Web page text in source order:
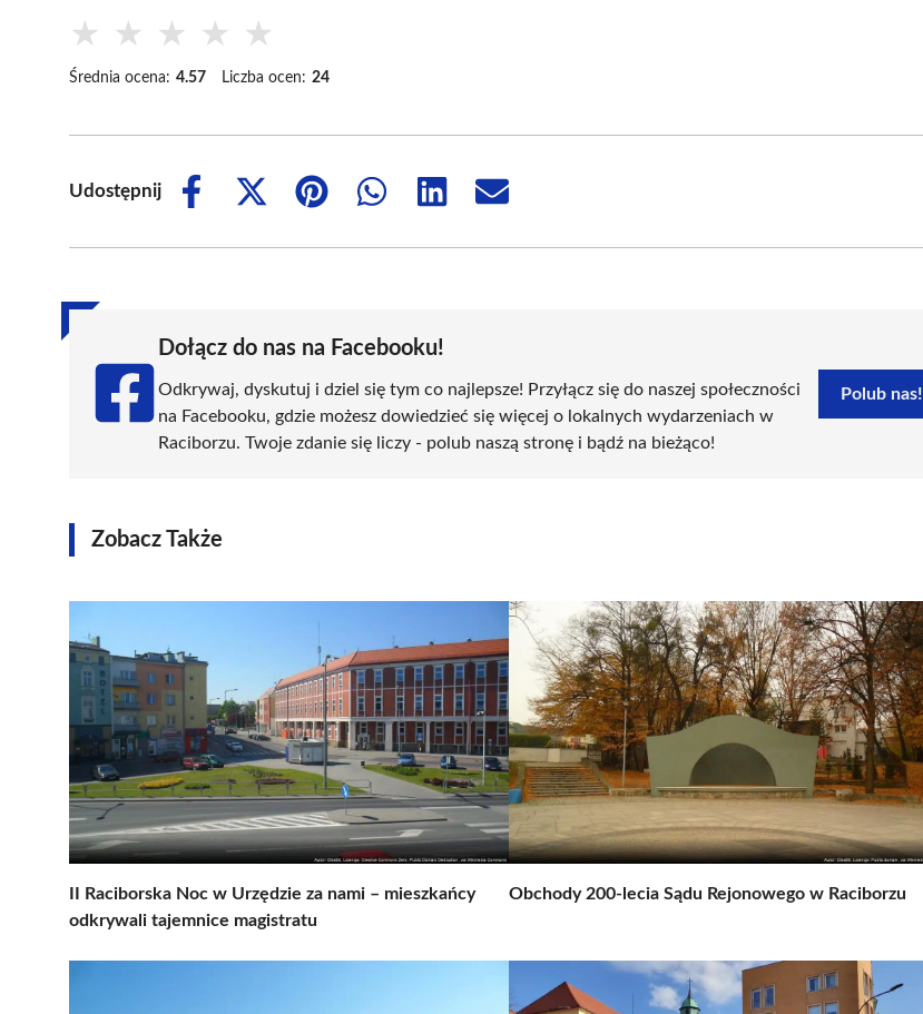
★ ★ ★ ★ ★
Średnia ocena: 4.57 Liczba ocen: 24
Udostępnij
Share
Share
(Twitter)
Share
Share
Share
Share
Dołącz do nas na Facebooku!
Odkrywaj, dyskutuj i dziel się tym co najlepsze! Przyłącz się do naszej społeczności
na Facebooku, gdzie możesz dowiedzieć się więcej o lokalnych wydarzeniach w
Raciborzu. Twoje zdanie się liczy - polub naszą stronę i bądź na bieżąco!
Polub nas!
Zobacz Także
II Raciborska Noc w Urzędzie za nami – mieszkańcy
odkrywali tajemnice magistratu
Obchody 200-lecia Sądu Rejonowego w Raciborzu